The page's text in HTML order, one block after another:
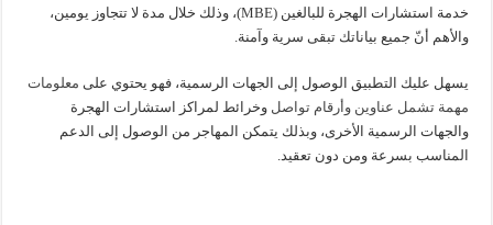
خدمة استشارات الهجرة للبالغين (MBE)، وذلك خلال مدة لا تتجاوز يومين،
والأهم أنّ جميع بياناتك تبقى سرية وآمنة.
يسهل عليك التطبيق الوصول إلى الجهات الرسمية، فهو يحتوي على معلومات
مهمة تشمل عناوين وأرقام تواصل وخرائط لمراكز استشارات الهجرة
والجهات الرسمية الأخرى، وبذلك يتمكن المهاجر من الوصول إلى الدعم
المناسب بسرعة ومن دون تعقيد.